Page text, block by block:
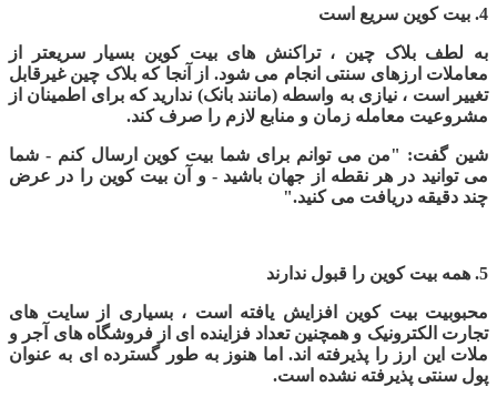
4. بیت کوین سریع است
به لطف بلاک چین ، تراکنش های بیت کوین بسیار سریعتر از
معاملات ارزهای سنتی انجام می شود. از آنجا که بلاک چین غیرقابل
تغییر است ، نیازی به واسطه (مانند بانک) ندارید که برای اطمینان از
مشروعیت معامله زمان و منابع لازم را صرف کند.
شین گفت: "من می توانم برای شما بیت کوین ارسال کنم - شما
می توانید در هر نقطه از جهان باشید - و آن بیت کوین را در عرض
چند دقیقه دریافت می کنید."
5. همه بیت کوین را قبول ندارند
محبوبیت بیت کوین افزایش یافته است ، بسیاری از سایت های
تجارت الکترونیک و همچنین تعداد فزاینده ای از فروشگاه های آجر و
ملات این ارز را پذیرفته اند. اما هنوز به طور گسترده ای به عنوان
پول سنتی پذیرفته نشده است.